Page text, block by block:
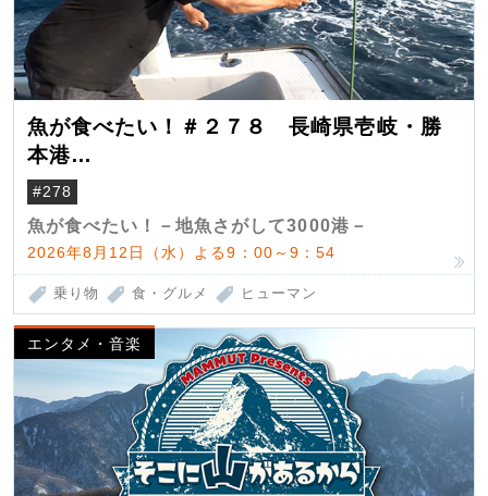
魚が食べたい！＃２７８ 長崎県壱岐・勝
本港
（クロマグロ）
#278
魚が食べたい！－地魚さがして3000港－
2026年8月12日（水）よる9：00～9：54
乗り物 食・グルメ ヒューマン
エンタメ・音楽